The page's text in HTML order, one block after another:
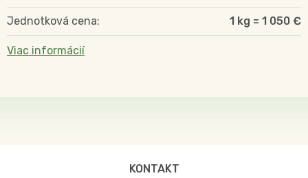
Jednotková cena: 1 kg = 1 050 €
Viac informácií
KONTAKT